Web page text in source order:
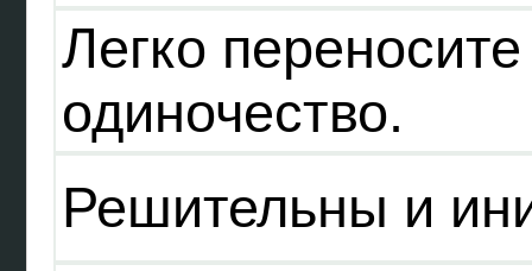
Легко переносите
одиночество.
Решительны и